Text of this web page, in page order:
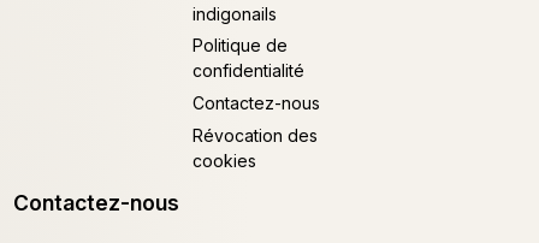
indigonails
Politique de
confidentialité
Contactez-nous
Révocation des
cookies
Contactez-nous